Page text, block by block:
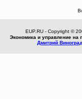
EUP.RU - Copyright ©
Экономика и управление на
Дмитрий